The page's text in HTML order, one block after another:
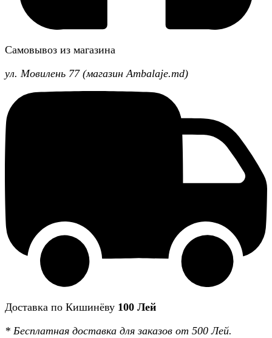
Самовывоз из магазина
ул. Мовилень 77 (магазин Ambalaje.md)
Доставка по Кишинёву 100 Лей
* Бесплатная доставка для заказов от 500 Лей.